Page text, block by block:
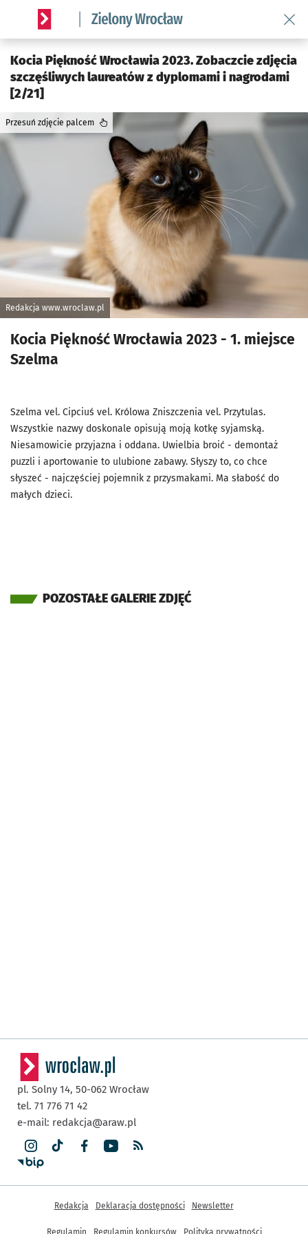
Serwis informacyjny wroclaw.pl podserwis: Środowisko we
Kocia Piękność Wrocławia 2023. Zobaczcie zdjęcia
szczęśliwych laureatów z dyplomami i nagrodami
[2/21]
Redakcja www.wroclaw.pl
Przesuń zdjęcie palcem
Kocia Piękność Wrocławia 2023 - 1. miejsce
Szelma
Szelma vel. Cipciuś vel. Królowa Zniszczenia vel. Przytulas.
Wszystkie nazwy doskonale opisują moją kotkę syjamską.
Niesamowicie przyjazna i oddana. Uwielbia broić - demontaż
puzzli i aportowanie to ulubione zabawy. Słyszy to, co chce
słyszeć - najczęściej pojemnik z przysmakami. Ma słabość do
małych dzieci.
POZOSTAŁE GALERIE ZDJĘĆ
pl. Solny 14, 50-062 Wrocław
tel. 71 776 71 42
e-mail: redakcja@araw.pl
Inne informacje
Redakcja Deklaracja dostępności Newsletter